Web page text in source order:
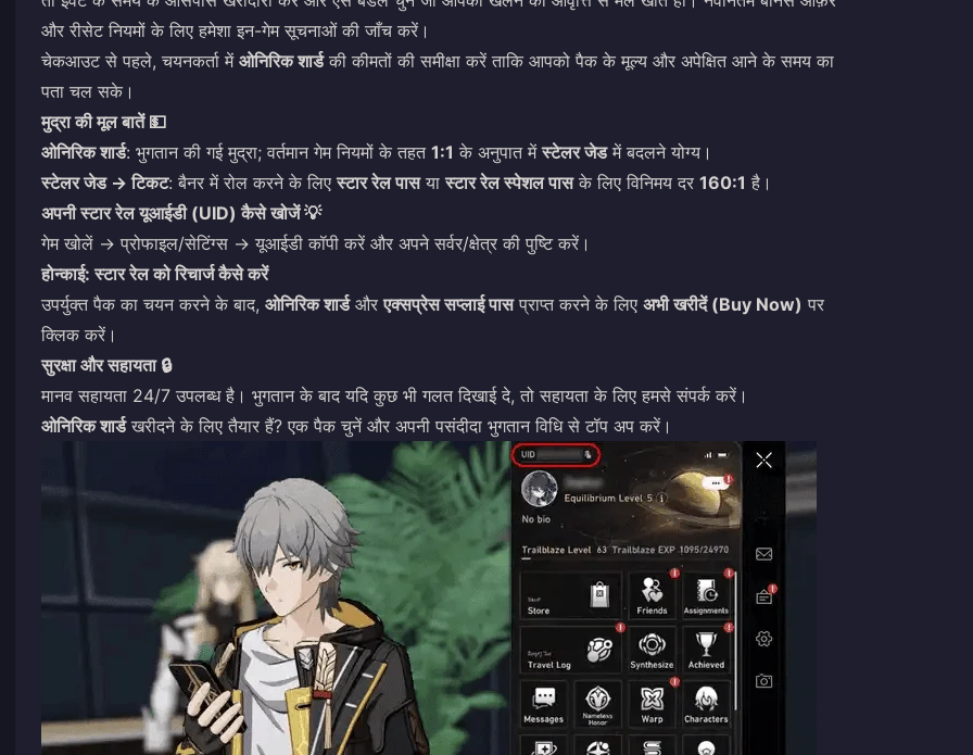
और रीसेट नियमों के लिए हमेशा इन-गेम सूचनाओं की जाँच करें।
चेकआउट से पहले, चयनकर्ता में ओनिरिक शार्डकी कीमतों की समीक्षा करें ताकि आपको पैक के मूल्य और अपेक्षित आने के समय का
पता चल सके।
मुद्रा की मूल बातें 💵
ओनिरिक शार्ड: भुगतान की गई मुद्रा; वर्तमान गेम नियमों के तहत 1:1 के अनुपात मेंस्टेलर जेडमें बदलने योग्य।
स्टेलर जेड → टिकट: बैनर में रोल करने के लिएस्टार रेल पासयास्टार रेल स्पेशल पासके लिए विनिमय दर 160:1 है।
अपनी स्टार रेल यूआईडी (UID) कैसे खोजें 💡
गेम खोलें → प्रोफाइल/सेटिंग्स → यूआईडी कॉपी करें और अपने सर्वर/क्षेत्र की पुष्टि करें।
होन्काई: स्टार रेल को रिचार्ज कैसे करें
उपर्युक्त पैक का चयन करने के बाद, ओनिरिक शार्डऔरएक्सप्रेस सप्लाई पासप्राप्त करने के लिए अभी खरीदें (Buy Now) पर
क्लिक करें।
सुरक्षा और सहायता 🔒
मानव सहायता 24/7 उपलब्ध है। भुगतान के बाद यदि कुछ भी गलत दिखाई दे, तो सहायता के लिए हमसे संपर्क करें।
ओनिरिक शार्डखरीदने के लिए तैयार हैं? एक पैक चुनें और अपनी पसंदीदा भुगतान विधि से टॉप अप करें।